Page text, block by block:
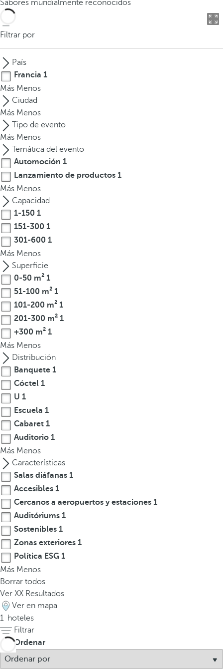
o
u
i
r
t
r
e
s
o
m
á
s
c
a
r
a
c
t
e
r
e
s
,
u
e
d
e
s
p
u
l
s
r
l
a
t
e
c
l
a
d
e
l
e
c
h
a
h
c
i
Sabores mundialmente reconocidos
Filtrar por
País
Francia 1
Más Menos
Ciudad
Más Menos
Tipo de evento
Más Menos
Temática del evento
Automoción 1
Lanzamiento de productos 1
Más Menos
Capacidad
1-150 1
151-300 1
301-600 1
Más Menos
Superficie
0-50 m² 1
51-100 m² 1
101-200 m² 1
201-300 m² 1
+300 m² 1
Más Menos
Distribución
Banquete 1
Cóctel 1
U 1
Escuela 1
Cabaret 1
Auditorio 1
Más Menos
Características
Salas diáfanas 1
Accesibles 1
Cercanos a aeropuertos y estaciones 1
Auditóriums 1
Sostenibles 1
Zonas exteriores 1
Política ESG 1
Más Menos
Borrar todos
Ver XX Resultados
Ver en mapa
1 hoteles
Filtrar
Ordenar